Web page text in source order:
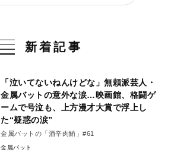
新着記事
「泣いてないねんけどな」無頼派芸人・
金属バットの意外な涙…映画館、格闘ゲ
ームで号泣も、上方漫才大賞で浮上し
た“疑惑の涙”
金属バットの「酒辛肉鮪」#61
金属バット